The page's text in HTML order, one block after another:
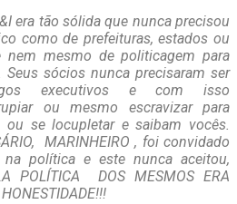
era tão sólida que nunca precisou
como de prefeituras, estados ou
nem mesmo de politicagem para
sócios nunca precisaram ser
executivos e com isso
ou mesmo escravizar para
se locupletar e saibam vocês.
MARINHEIRO , foi convidado
política e este nunca aceitou,
POLÍTICA DOS MESMOS ERA